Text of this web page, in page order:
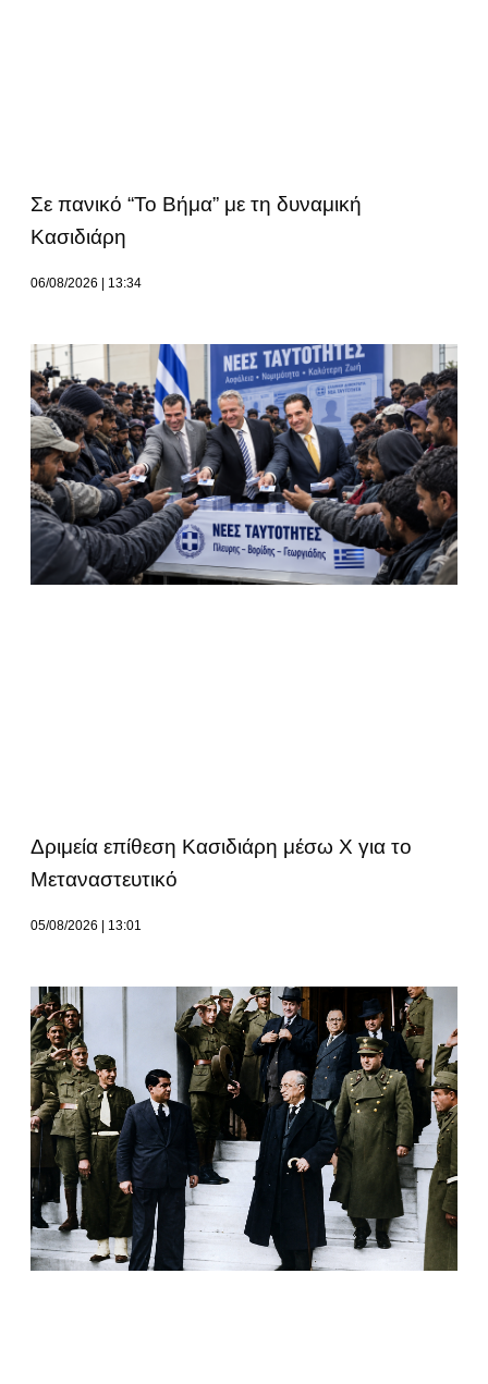
Σε πανικό “Το Βήμα” με τη δυναμική
Κασιδιάρη
06/08/2026 13:34
Δριμεία επίθεση Κασιδιάρη μέσω Χ για το
Μεταναστευτικό
05/08/2026 13:01